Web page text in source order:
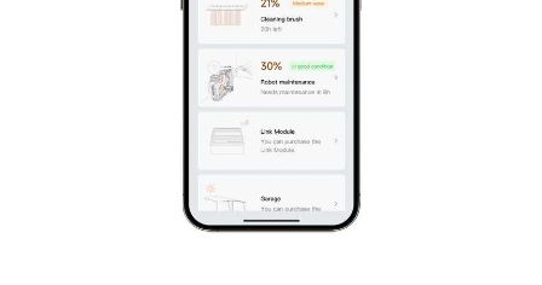
Sortierer für Oliven
Sprühgeräte für Pflanzenbehandlung
Stäubegeräte für Traktor
Staubsauger - Elektrobesen
Teppichreiniger und Teppichbodenreiniger
Thermische und mechanische Unkrautbrenner